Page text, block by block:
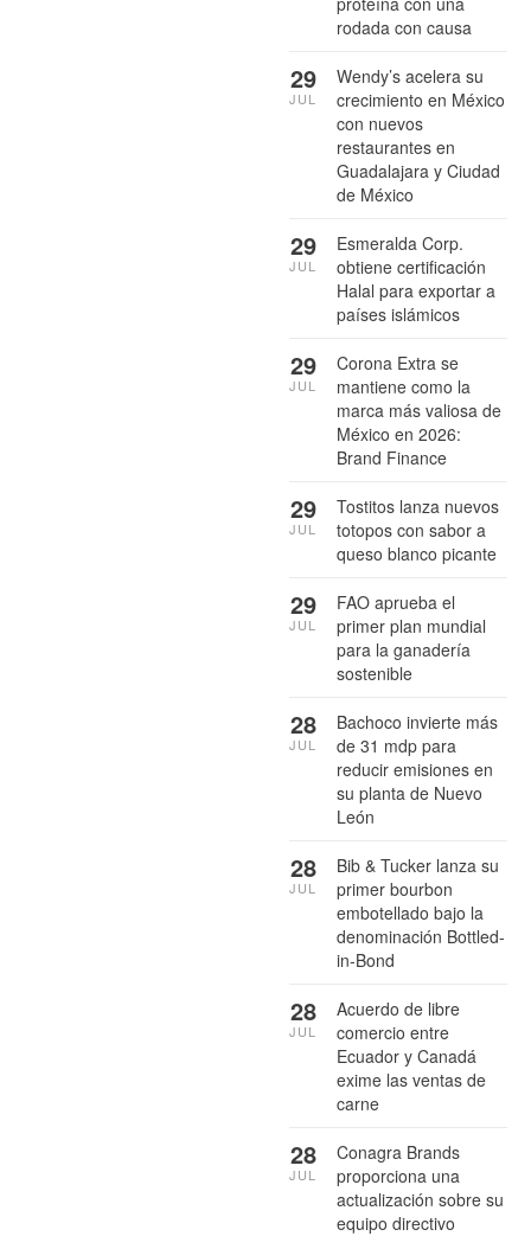
rodada con causa
Wendy’s acelera su
crecimiento en México
con nuevos
restaurantes en
Guadalajara y Ciudad
de México
29
JUL
Esmeralda Corp.
obtiene certificación
Halal para exportar a
países islámicos
29
JUL
Corona Extra se
mantiene como la
marca más valiosa de
México en 2026:
Brand Finance
29
JUL
Tostitos lanza nuevos
totopos con sabor a
queso blanco picante
29
JUL
FAO aprueba el
primer plan mundial
para la ganadería
sostenible
29
JUL
Bachoco invierte más
de 31 mdp para
reducir emisiones en
su planta de Nuevo
León
28
JUL
Bib & Tucker lanza su
primer bourbon
embotellado bajo la
denominación Bottled-
in-Bond
28
JUL
Acuerdo de libre
comercio entre
Ecuador y Canadá
exime las ventas de
carne
28
JUL
Conagra Brands
proporciona una
actualización sobre su
equipo directivo
28
JUL